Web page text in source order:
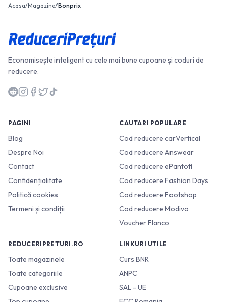
Acasa/Magazine/Bonprix
Economisește inteligent cu cele mai bune cupoane și coduri de
reducere.
PAGINI
Blog
Despre Noi
Contact
Confidențialitate
Politică cookies
Termeni și condiții
CAUTARI POPULARE
Cod reducere carVertical
Cod reducere Answear
Cod reducere ePantofi
Cod reducere Fashion Days
Cod reducere Footshop
Cod reducere Modivo
Voucher Flanco
REDUCERIPRETURI.RO
Toate magazinele
Toate categoriile
Cupoane exclusive
LINKURI UTILE
Curs BNR
ANPC
SAL - UE